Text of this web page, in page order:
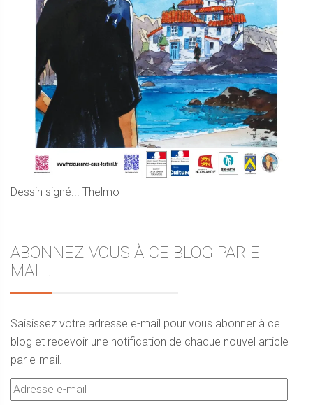
Dessin signé... Thelmo
ABONNEZ-VOUS À CE BLOG PAR E-
MAIL.
Saisissez votre adresse e-mail pour vous abonner à ce
blog et recevoir une notification de chaque nouvel article
par e-mail.
Adresse